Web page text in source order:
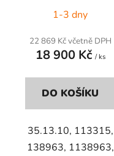
1-3 dny
22 869 Kč včetně DPH
18 900 Kč / ks
DO KOŠÍKU
35.13.10, 113315,
138963, 1138963,